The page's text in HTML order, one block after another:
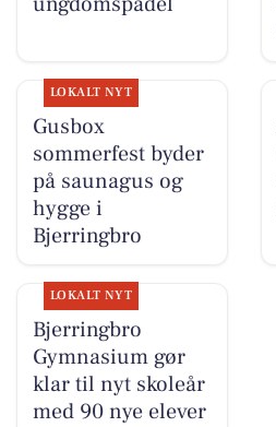
LOKALT NYT
Gusbox
sommerfest byder
på saunagus og
hygge i
Bjerringbro
LOKALT NYT
Bjerringbro
Gymnasium gør
klar til nyt skoleår
med 90 nye elever